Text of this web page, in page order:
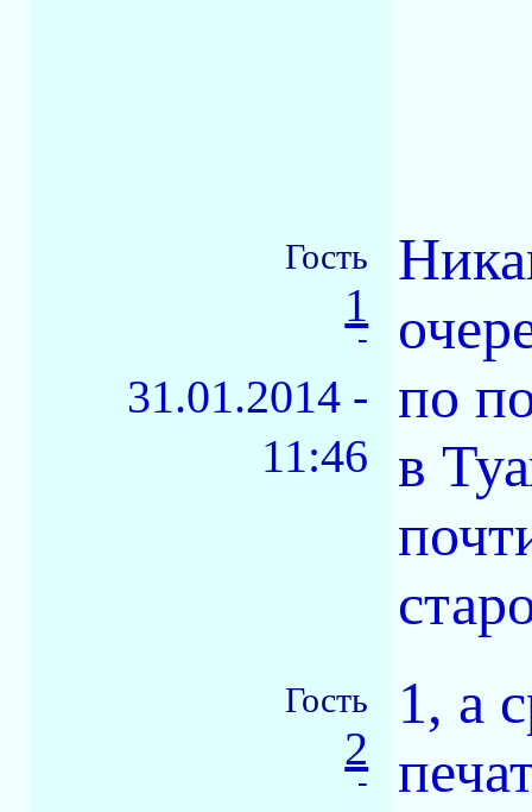
Гость
1
-
31.01.2014 -
11:46
по
в
Гость
2
-
1, а